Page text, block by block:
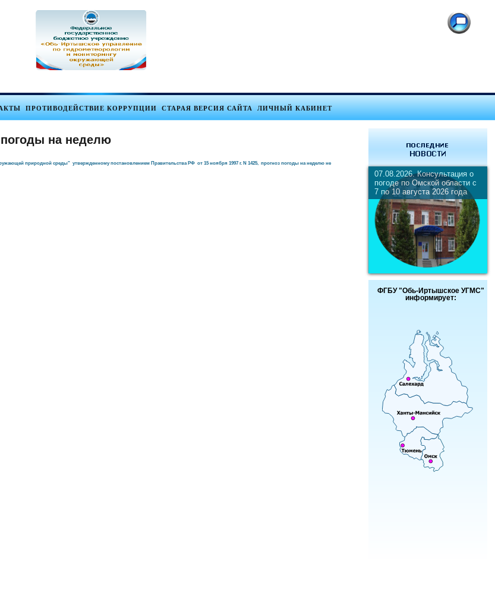
ПРОТИВОДЕЙСТВИЕ КОРРУПЦИИ СТАРАЯ ВЕРСИЯ САЙТА ЛИЧНЫЙ КАБИНЕТ
погоды на неделю
природной среды" утвержденному постановлением Правительства РФ от 15 ноября 1997 г. N 1425, прогноз погоды на неделю не
07.08.2026. Консультация о
погоде по Омской области с
7 по 10 августа 2026 года
ФГБУ "Обь-Иртышское УГМС"
информирует: